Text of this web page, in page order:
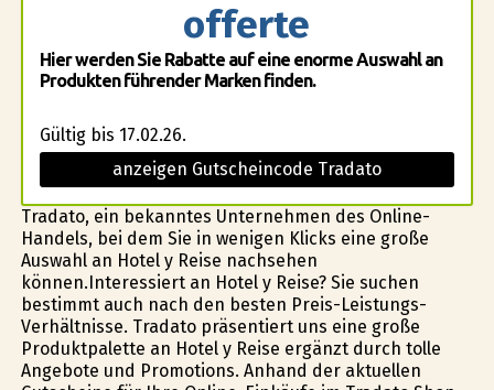
offerte
Hier werden Sie Rabatte auf eine enorme Auswahl an
Produkten führender Marken finden.
Gültig bis 17.02.26.
anzeigen Gutscheincode Tradato
Tradato, ein bekanntes Unternehmen des Online-
Handels, bei dem Sie in wenigen Klicks eine große
Auswahl an Hotel y Reise nachsehen
können.Interessiert an Hotel y Reise? Sie suchen
bestimmt auch nach den besten Preis-Leistungs-
Verhältnisse. Tradato präsentiert uns eine große
Produktpalette an Hotel y Reise ergänzt durch tolle
Angebote und Promotions. Anhand der aktuellen